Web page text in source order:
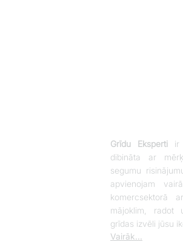
Grīdu Ekspertiir
dibināta ar
segumu
apvienojam
komercsektorā
mājoklim, radot
grīdas izvēli jūsu
Vairāk...